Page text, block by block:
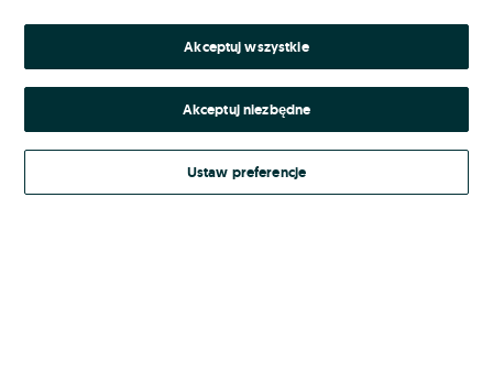
Kontynuując za pośrednictwem jednego z dostawców wskazanych powyżej,
Regulamin serwisu OLX.pl w jego aktualnym brzmieniu.
Akceptuj wszystkie
Akceptuj niezbędne
Ustaw preferencje